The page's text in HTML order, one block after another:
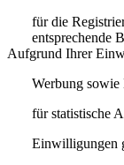
für die
entsprechende
Aufgrund Ihrer
Werbung
für statistische
Einwilligungen